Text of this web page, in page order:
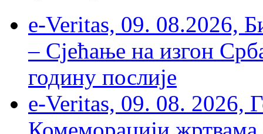
e-Veritas, 09. 08.2026,
– Сјећање на изгон
годину послије
e-Veritas, 09. 08. 2026,